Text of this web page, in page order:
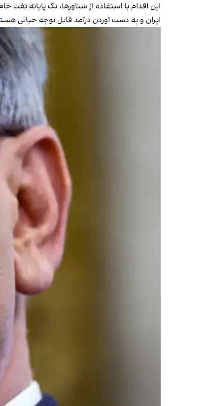
این اقدام با استفاده از شناورها، یک پایانه
ایران و به دست آوردن درآمد قابل توجه حیاتی